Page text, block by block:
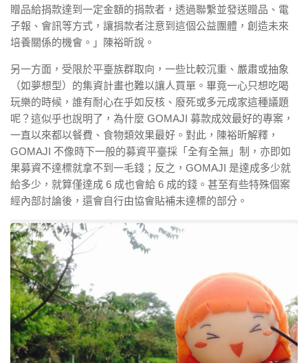
贈品給捐款達到一定金額的捐款者，透過聯繫並發送贈品、電
子報、會訊等方式，讓捐款者注意到這個公益團體，創造未來
培養關係的機會。」陳裕昕說。
另一方面，受限於平臺族群取向，一些比較沉重、嚴肅或抽象
（如夢想型）的集資計畫也難以讓人買單。畢竟一心只想吃喝
玩樂的時候，誰有耐心在乎如反核、廢死或多元成家這種議題
呢？這似乎也說明了，為什麼 GOMAJI 募款成效最好的專案，
一直以來都以餐費、食物類效果最好。對此，陳裕昕解釋，
GOMAJI 不像時下一般的募資平臺採「全有全無」制，亦即如
果募資不達標就拿不到一毛錢；反之，GOMAJI 是達成多少就
給多少，就算僅達成 6 成也會給 6 成的錢。甚至有些特殊個案
經內部討論後，還會自行由協會貼補未達標的部分。